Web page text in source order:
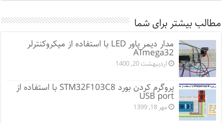
مطالب بیشتر برای شما
مدار دیمر پاور LED با استفاده از میکروکنترلر
ATmega32
اردیبهشت 20, 1400
پروگرم کردن بورد STM32F103C8 با استفاده از
USB port
مهر 18, 1399